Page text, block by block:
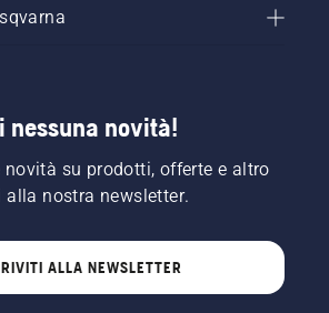
nessuna novità!
novità su prodotti, offerte e altro
nostra newsletter.
ALLA NEWSLETTER